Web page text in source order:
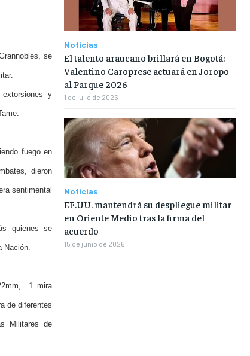
se
extorsiones y
fuego en
dieron
sentimental
quienes se
1 mira
de diferentes
Militares de
Noticias
El talento araucano brillará en Bogotá:
Valentino Caroprese actuará en Joropo
al Parque 2026
1 de julio de 2026
Noticias
EE.UU. mantendrá su despliegue militar
en Oriente Medio tras la firma del
acuerdo
15 de junio de 2026